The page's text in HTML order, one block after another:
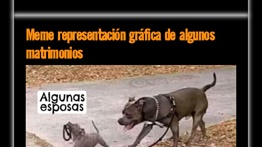
Meme representación gráfica de algunos
matrimonios